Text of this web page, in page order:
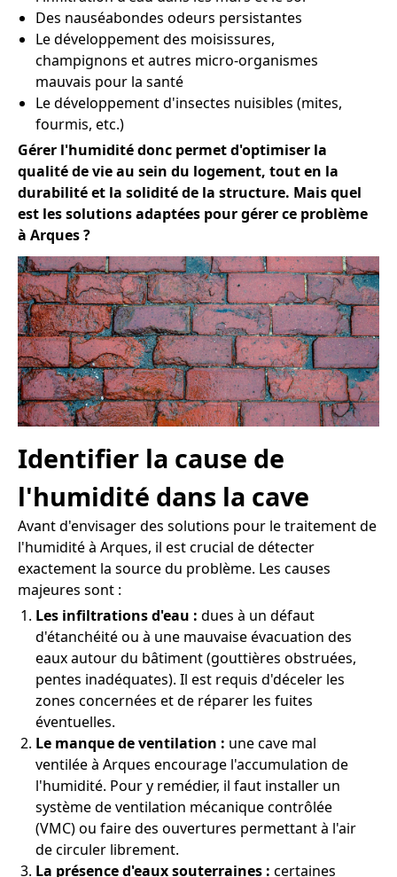
Des nauséabondes odeurs persistantes
Le développement des moisissures,
champignons et autres micro-organismes
mauvais pour la santé
Le développement d'insectes nuisibles (mites,
fourmis, etc.)
Gérer l'humidité donc permet d'optimiser la
qualité de vie au sein du logement, tout en la
durabilité et la solidité de la structure. Mais quel
est les solutions adaptées pour gérer ce problème
à Arques ?
Identifier la cause de
l'humidité dans la cave
Avant d'envisager des solutions pour le traitement de
l'humidité à Arques, il est crucial de détecter
exactement la source du problème. Les causes
majeures sont :
Les infiltrations d'eau : dues à un défaut
d'étanchéité ou à une mauvaise évacuation des
eaux autour du bâtiment (gouttières obstruées,
pentes inadéquates). Il est requis d'déceler les
zones concernées et de réparer les fuites
éventuelles.
Le manque de ventilation : une cave mal
ventilée à Arques encourage l'accumulation de
l'humidité. Pour y remédier, il faut installer un
système de ventilation mécanique contrôlée
(VMC) ou faire des ouvertures permettant à l'air
de circuler librement.
La présence d'eaux souterraines : certaines